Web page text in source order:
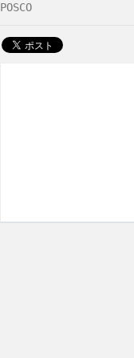
POSCO